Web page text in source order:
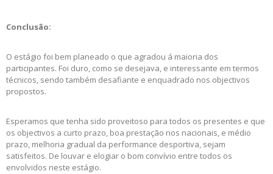
Conclusão:
O estágio foi bem planeado o que agradou á maioria dos
participantes. Foi duro, como se desejava, e interessante em termos
técnicos, sendo também desafiante e enquadrado nos objectivos
propostos.
Esperamos que tenha sido proveitoso para todos os presentes e que
os objectivos a curto prazo, boa prestação nos nacionais, e médio
prazo, melhoria gradual da performance desportiva, sejam
satisfeitos. De louvar e elogiar o bom convívio entre todos os
envolvidos neste estágio.